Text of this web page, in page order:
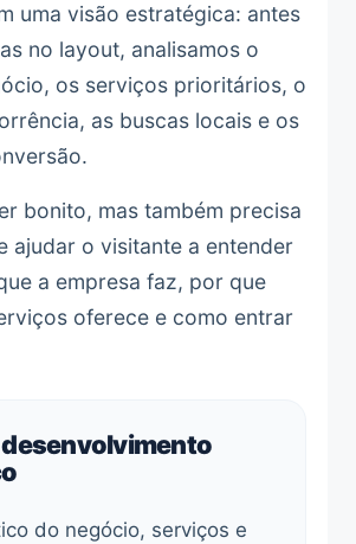
uma visão estratégica: antes
no layout, analisamos o
os serviços prioritários, o
as buscas locais e os
bonito, mas também precisa
ajudar o visitante a entender
a empresa faz, por que
oferece e como entrar
desenvolvimento
do negócio, serviços e